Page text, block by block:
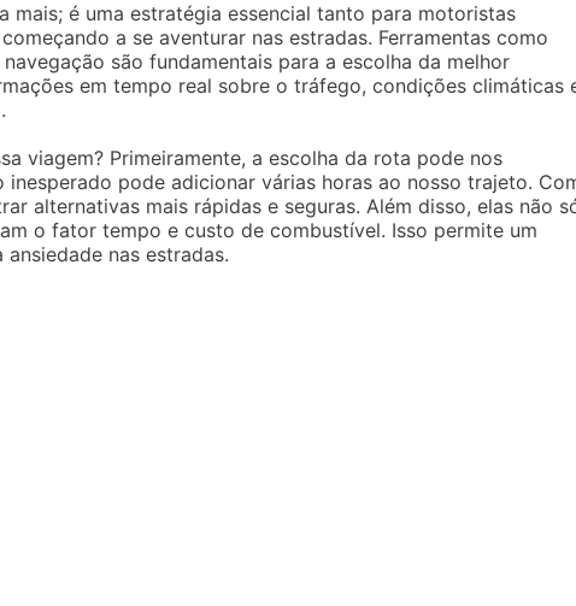
mais; é uma estratégia essencial tanto para motoristas
a se aventurar nas estradas. Ferramentas como
são fundamentais para a escolha da melhor
em tempo real sobre o tráfego, condições climáticas
viagem? Primeiramente, a escolha da rota pode nos
pode adicionar várias horas ao nosso trajeto.
alternativas mais rápidas e seguras. Além disso, elas não
o fator tempo e custo de combustível. Isso permite um
nas estradas.